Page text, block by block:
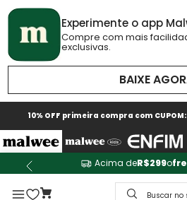
Experimente o app
Compre com mais
exclusivas.
BAIXE
10% OFF primeira compra com CUPOM:
Acima deR$299o
Buscar no